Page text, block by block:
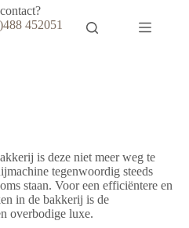
452051
is deze niet meer weg te
tegenwoordig steeds
staan. Voor een efficiëntere en
in de bakkerij is de
overbodige luxe.